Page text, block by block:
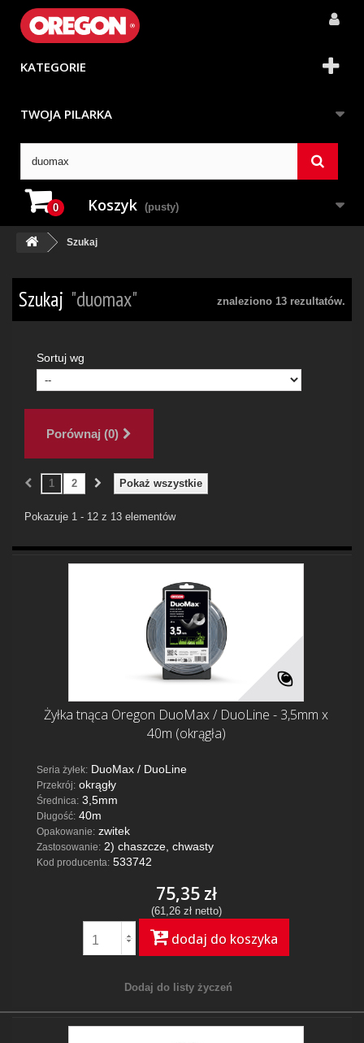
KATEGORIE
TWOJA PILARKA
0 Koszyk (pusty)
Szukaj
Szukaj "duomax" znaleziono 13 rezultatów.
Sortuj wg
Porównaj (0)
Pokaż wszystkie
1 2
Pokazuje 1 - 12 z 13 elementów
Żyłka tnąca Oregon DuoMax / DuoLine - 3,5mm x
40m (okrągła)
Seria żyłek: DuoMax / DuoLine
Przekrój: okrągły
Średnica: 3,5mm
Długość: 40m
Opakowanie: zwitek
Zastosowanie: 2) chaszcze, chwasty
Kod producenta: 533742
75,35 zł
(61,26 zł netto)
dodaj do koszyka
Dodaj do listy życzeń